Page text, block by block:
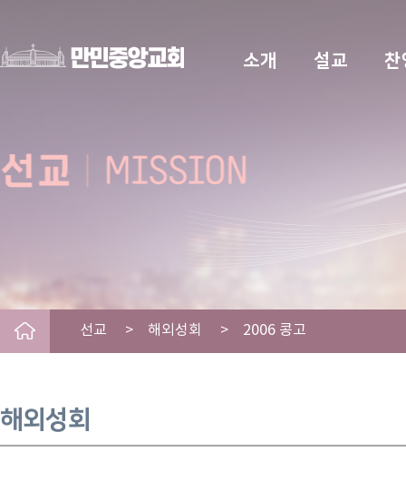
소개 설교 찬
선교 > 해외성회 > 2006 콩고
해외성회